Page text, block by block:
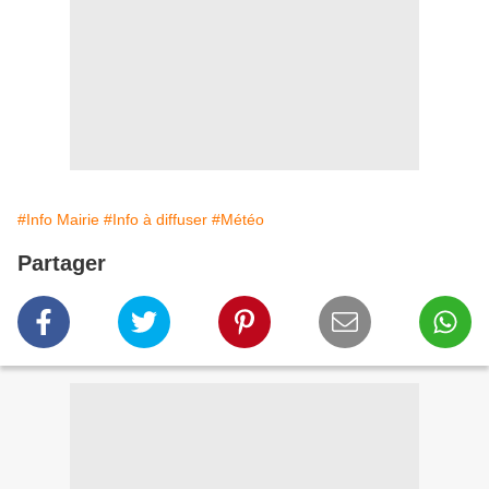
#Info Mairie #Info à diffuser #Météo
Partager